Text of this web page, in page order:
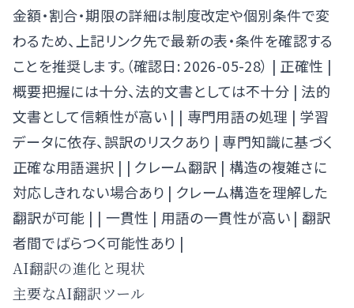
金額・割合・期限の詳細は制度改定や個別条件で変
わるため、上記リンク先で最新の表・条件を確認する
ことを推奨します。（確認日: 2026-05-28） | 正確性 |
概要把握には十分、法的文書としては不十分 | 法的
文書として信頼性が高い | | 専門用語の処理 | 学習
データに依存、誤訳のリスクあり | 専門知識に基づく
正確な用語選択 | | クレーム翻訳 | 構造の複雑さに
対応しきれない場合あり | クレーム構造を理解した
翻訳が可能 | | 一貫性 | 用語の一貫性が高い | 翻訳
者間でばらつく可能性あり |
AI翻訳の進化と現状
主要なAI翻訳ツール